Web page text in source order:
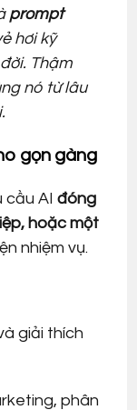
prompt
hơi kỹ
Thậm
nó từ lâu
gọn gàng
cầu AIđóng
hoặc một
nhiệm vụ.
giải thích
phân